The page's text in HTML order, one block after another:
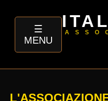
HOME
STORICA
☰
MENU